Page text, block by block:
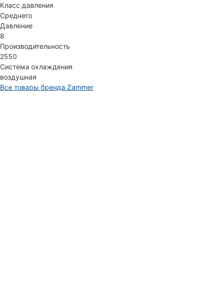
Класс давления
Среднего
Давление
8
Производительность
2550
Система охлаждения
воздушная
Все товары бренда Zammer